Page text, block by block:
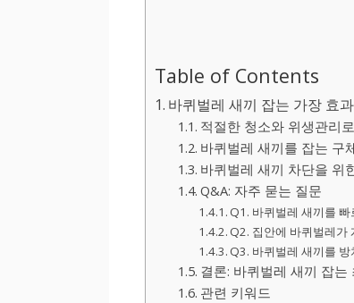
Table of Contents
바퀴벌레 새끼 잡는 가장 효
적절한 청소와 위생관리
바퀴벌레 새끼를 잡는 구
바퀴벌레 새끼 차단을 위
Q&A: 자주 묻는 질문
Q1. 바퀴벌레 새끼를
Q2. 집안에 바퀴벌레가
Q3. 바퀴벌레 새끼를
결론: 바퀴벌레 새끼 잡
관련 키워드